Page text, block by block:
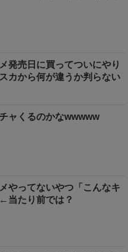
発売日に買ってついにやり
カから何が違うか判らない
ャくるのかなwwwww
やってないやつ「こんなキ
当たり前では？